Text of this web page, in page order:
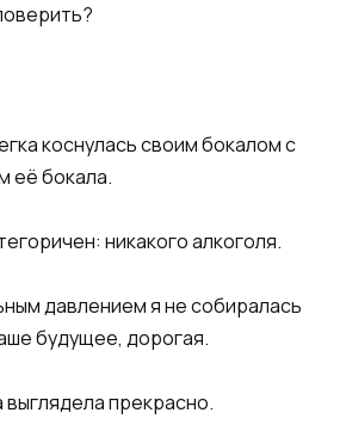
коснулась своим бокалом с
её бокала.
никакого алкоголя.
давлением я не собиралась
будущее, дорогая.
прекрасно.